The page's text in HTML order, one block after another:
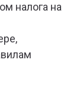
налога на